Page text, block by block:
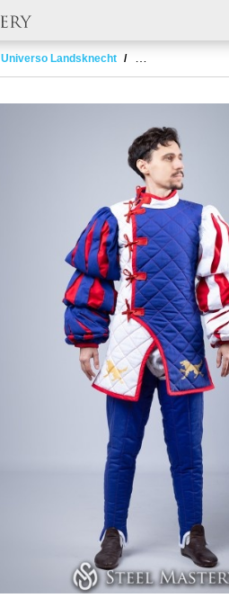
Universo Landsknecht Custom